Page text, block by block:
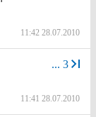
11:42 28.07.2010
... 3
11:41 28.07.2010